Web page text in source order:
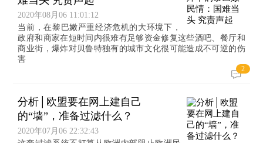
2020年08月06 11:01:12
当前，在黎巴嫩严重经济危机的大环境下，
政府和商家在短时间内很难有足够资金修复这些酒吧、餐厅和
商业街，爆炸对贝鲁特独有的城市文化很可能造成不可逆的伤
害
2
分析│欧盟要在网上建自己
的“墙”，准备过滤什么？
2020年07月06 22:32:43